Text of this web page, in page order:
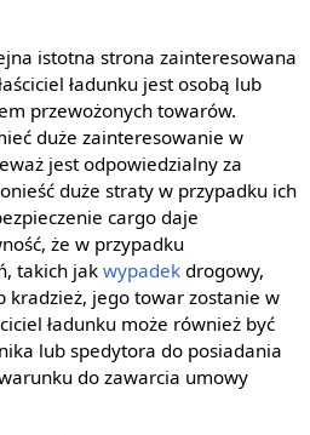
istotna strona zainteresowana
ładunku jest osobą lub
przewożonych towarów.
duże zainteresowanie w
jest odpowiedzialny za
duże straty w przypadku ich
cargo daje
że w przypadku
takich jak wypadekdrogowy,
kradzież, jego towar zostanie w
ładunku może również być
lub spedytora do posiadania
do zawarcia umowy